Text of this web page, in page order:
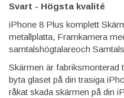
Svart - Högsta kvalité ​
iPhone 8 Plus komplett
metallplatta, Framkamera
samtalshögtalareoch
Skärmen är fabriksmonterad
byta glaset på din trasiga
råkat skada skärmen på din